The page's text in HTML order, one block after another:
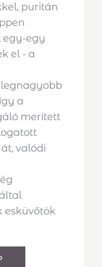
puritán
egy-egy
el - a
a
merített
valódi
esküvőtök